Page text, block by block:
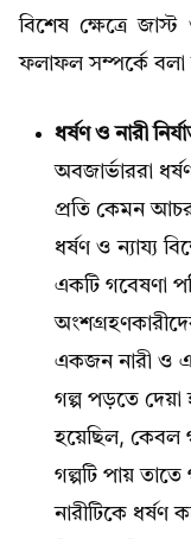
বিশেষ ক্ষেত্রে জাস্ট
ফলাফল সম্পর্কে
ধর্ষণ ও নারী
অবজার্ভাররা
প্রতি কেমন
ধর্ষণ ও ন্যায্য
একটি গবেষণা
একজন নারী ও
গল্প পড়তে দেয়া
হয়েছিল, কেবল
গল্পটি পায়
নারীটিকে